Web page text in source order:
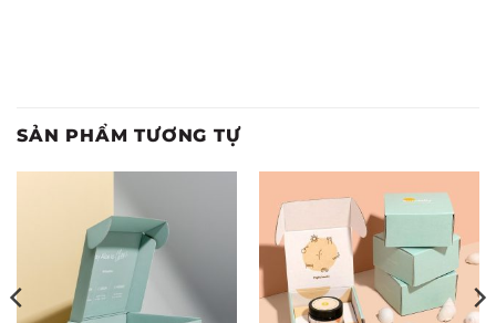
SẢN PHẨM TƯƠNG TỰ